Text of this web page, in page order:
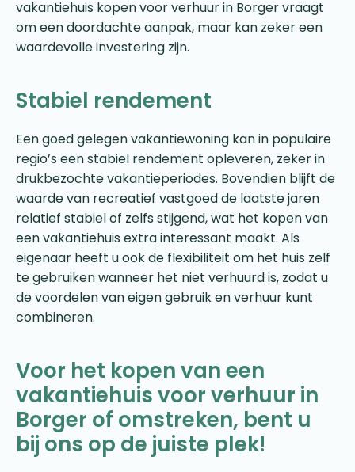
vakantiehuis kopen voor verhuur in Borger vraagt
om een doordachte aanpak, maar kan zeker een
waardevolle investering zijn.
Stabiel rendement
Een goed gelegen vakantiewoning kan in populaire
regio’s een stabiel rendement opleveren, zeker in
drukbezochte vakantieperiodes. Bovendien blijft de
waarde van recreatief vastgoed de laatste jaren
relatief stabiel of zelfs stijgend, wat het kopen van
een vakantiehuis extra interessant maakt. Als
eigenaar heeft u ook de flexibiliteit om het huis zelf
te gebruiken wanneer het niet verhuurd is, zodat u
de voordelen van eigen gebruik en verhuur kunt
combineren.
Voor het kopen van een
vakantiehuis voor verhuur in
Borger of omstreken, bent u
bij ons op de juiste plek!